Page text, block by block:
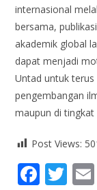
internasional
bersama,
akademik global
dapat menjadi
Untad untuk
pengembangan
maupun di
Post Views:
F T